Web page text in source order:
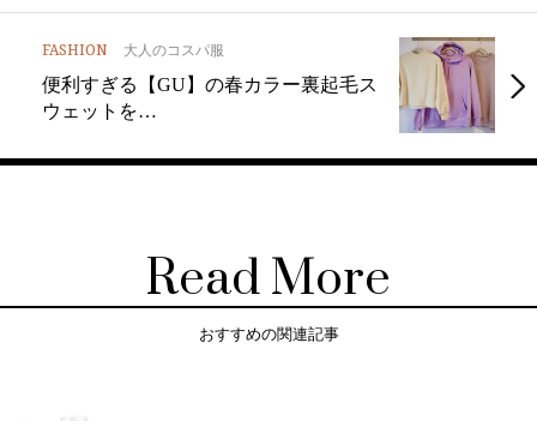
FASHION 大人のコスパ服
便利すぎる【GU】の春カラー裏起毛ス
ウェットを…
Read More
おすすめの関連記事